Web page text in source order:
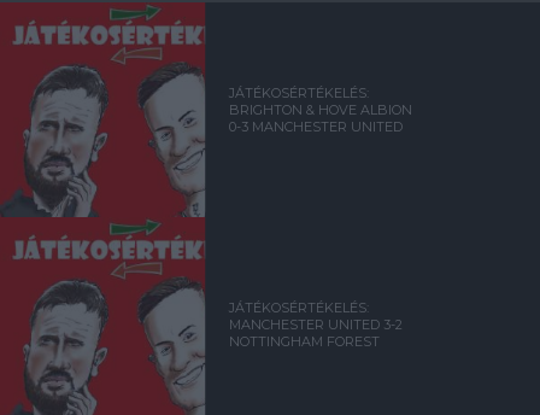
JÁTÉKOSÉRTÉKELÉS:
BRIGHTON & HOVE ALBION
0-3 MANCHESTER UNITED
JÁTÉKOSÉRTÉKELÉS:
MANCHESTER UNITED 3-2
NOTTINGHAM FOREST